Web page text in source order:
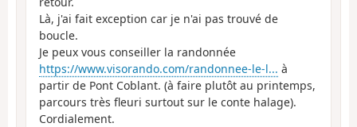
Là, j'ai fait exception car je n'ai pas trouvé de
boucle.
Je peux vous conseiller la randonnée
https://www.visorando.com/randonnee-le-l... à
partir de Pont Coblant. (à faire plutôt au printemps,
parcours très fleuri surtout sur le conte halage).
Cordialement.